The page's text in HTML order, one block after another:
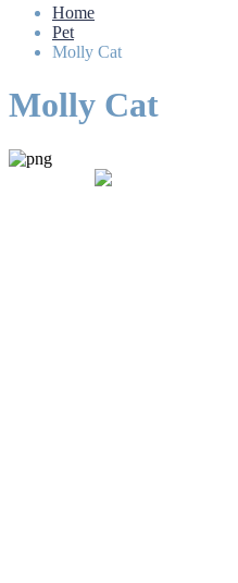
Home
Pet
Molly Cat
Molly Cat